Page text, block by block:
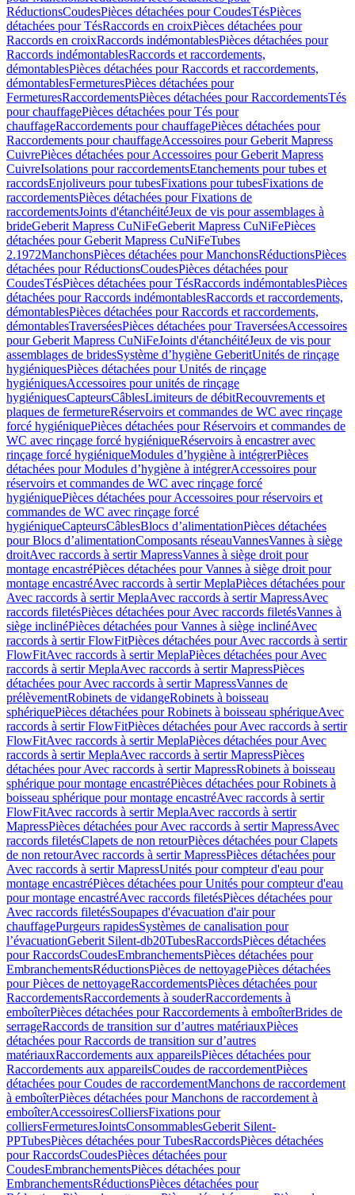
RéductionsCoudesPièces détachées pour CoudesTésPièces
détachées pour TésRaccords en croixPièces détachées pour
Raccords en croixRaccords indémontablesPièces détachées pour
Raccords indémontablesRaccords et raccordements,
démontablesPièces détachées pour Raccords et raccordements,
démontablesFermeturesPièces détachées pour
FermeturesRaccordementsPièces détachées pour RaccordementsTés
pour chauffagePièces détachées pour Tés pour
chauffageRaccordements pour chauffagePièces détachées pour
Raccordements pour chauffageAccessoires pour Geberit Mapress
CuivrePièces détachées pour Accessoires pour Geberit Mapress
CuivreIsolations pour raccordementsEtanchements pour tubes et
raccordsEnjoliveurs pour tubesFixations pour tubesFixations de
raccordementsPièces détachées pour Fixations de
raccordementsJoints d'étanchéitéJeux de vis pour assemblages à
brideGeberit Mapress CuNiFeGeberit Mapress CuNiFePièces
détachées pour Geberit Mapress CuNiFeTubes
2.1972ManchonsPièces détachées pour ManchonsRéductionsPièces
détachées pour RéductionsCoudesPièces détachées pour
CoudesTésPièces détachées pour TésRaccords indémontablesPièces
détachées pour Raccords indémontablesRaccords et raccordements,
démontablesPièces détachées pour Raccords et raccordements,
démontablesTraverséesPièces détachées pour TraverséesAccessoires
pour Geberit Mapress CuNiFeJoints d'étanchéitéJeux de vis pour
assemblages de bridesSystème d’hygiène GeberitUnités de rinçage
hygiéniquesPièces détachées pour Unités de rinçage
hygiéniquesAccessoires pour unités de rinçage
hygiéniquesCapteursCâblesLimiteurs de débitRecouvrements et
plaques de fermetureRéservoirs et commandes de WC avec rinçage
forcé hygiéniquePièces détachées pour Réservoirs et commandes de
WC avec rinçage forcé hygiéniqueRéservoirs à encastrer avec
rinçage forcé hygiéniqueModules d’hygiène à intégrerPièces
détachées pour Modules d’hygiène à intégrerAccessoires pour
réservoirs et commandes de WC avec rinçage forcé
hygiéniquePièces détachées pour Accessoires pour réservoirs et
commandes de WC avec rinçage forcé
hygiéniqueCapteursCâblesBlocs d’alimentationPièces détachées
pour Blocs d’alimentationComposants réseauVannesVannes à siège
droitAvec raccords à sertir MapressVannes à siège droit pour
montage encastréPièces détachées pour Vannes à siège droit pour
montage encastréAvec raccords à sertir MeplaPièces détachées pour
Avec raccords à sertir MeplaAvec raccords à sertir MapressAvec
raccords filetésPièces détachées pour Avec raccords filetésVannes à
siège inclinéPièces détachées pour Vannes à siège inclinéAvec
raccords à sertir FlowFitPièces détachées pour Avec raccords à sertir
FlowFitAvec raccords à sertir MeplaPièces détachées pour Avec
raccords à sertir MeplaAvec raccords à sertir MapressPièces
détachées pour Avec raccords à sertir MapressVannes de
prélèvementRobinets de vidangeRobinets à boisseau
sphériquePièces détachées pour Robinets à boisseau sphériqueAvec
raccords à sertir FlowFitPièces détachées pour Avec raccords à sertir
FlowFitAvec raccords à sertir MeplaPièces détachées pour Avec
raccords à sertir MeplaAvec raccords à sertir MapressPièces
détachées pour Avec raccords à sertir MapressRobinets à boisseau
sphérique pour montage encastréPièces détachées pour Robinets à
boisseau sphérique pour montage encastréAvec raccords à sertir
FlowFitAvec raccords à sertir MeplaAvec raccords à sertir
MapressPièces détachées pour Avec raccords à sertir MapressAvec
raccords filetésClapets de non retourPièces détachées pour Clapets
de non retourAvec raccords à sertir MapressPièces détachées pour
Avec raccords à sertir MapressUnités pour compteur d'eau pour
montage encastréPièces détachées pour Unités pour compteur d'eau
pour montage encastréAvec raccords filetésPièces détachées pour
Avec raccords filetésSoupapes d'évacuation d'air pour
chauffagePurgeurs rapidesSystèmes de canalisation pour
l’évacuationGeberit Silent-db20TubesRaccordsPièces détachées
pour RaccordsCoudesEmbranchementsPièces détachées pour
EmbranchementsRéductionsPièces de nettoyagePièces détachées
pour Pièces de nettoyageRaccordementsPièces détachées pour
RaccordementsRaccordements à souderRaccordements à
emboîterPièces détachées pour Raccordements à emboîterBrides de
serrageRaccords de transition sur d’autres matériauxPièces
détachées pour Raccords de transition sur d’autres
matériauxRaccordements aux appareilsPièces détachées pour
Raccordements aux appareilsCoudes de raccordementPièces
détachées pour Coudes de raccordementManchons de raccordement
à emboîterPièces détachées pour Manchons de raccordement à
emboîterAccessoiresColliersFixations pour
colliersFermeturesJointsConsommablesGeberit Silent-
PPTubesPièces détachées pour TubesRaccordsPièces détachées
pour RaccordsCoudesPièces détachées pour
CoudesEmbranchementsPièces détachées pour
EmbranchementsRéductionsPièces détachées pour